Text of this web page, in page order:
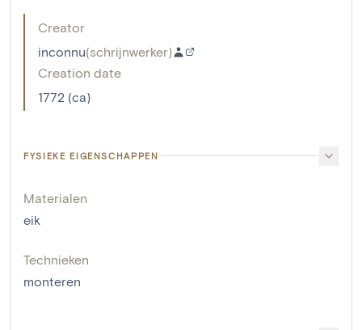
Creator
inconnu(schrijnwerker)
Creation date
1772 (ca)
FYSIEKE EIGENSCHAPPEN
Materialen
eik
Technieken
monteren